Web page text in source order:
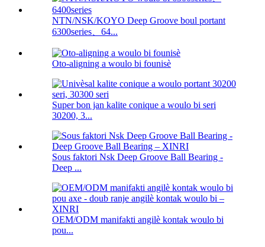
NTN/NSK/KOYO Deep Groove boul portant
6300series、64...
Oto-aligning a woulo bi founisè
Super bon jan kalite conique a woulo bi seri
30200, 3...
Sous faktori Nsk Deep Groove Ball Bearing -
Deep ...
OEM/ODM manifakti angilè kontak woulo bi
pou...